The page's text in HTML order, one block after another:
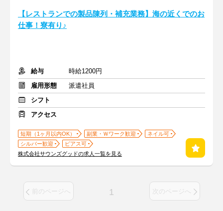
【レストランでの製品陳列・補充業務】海の近くでのお
仕事！寮有り♪
給与
時給1200円
雇用形態
派遣社員
シフト
アクセス
短期（1ヶ月以内OK） 副業・Ｗワーク歓迎
ネイル可
シルバー歓迎
ピアス可
株式会社サウンズグッドの求人一覧を見る
前のページへ 1 次のページへ